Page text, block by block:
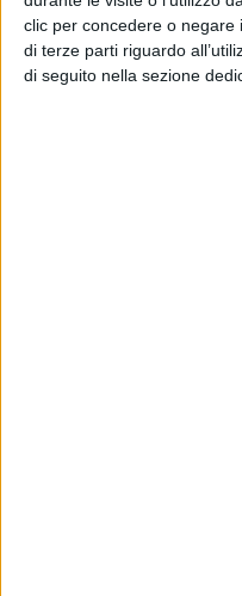
clic per concedere o negare
di terze parti riguardo
di seguito nella sezione